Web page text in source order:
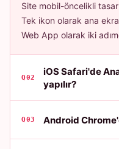
Site mobil-öncelikli
Tek ikon olarak ana
Web App olarak iki
Q02
iOS Safari'de
yapılır?
Q03 Android